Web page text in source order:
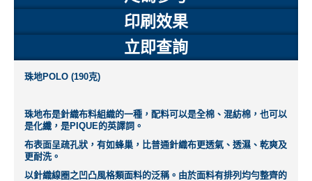
印刷效果
立即查詢
珠地POLO (190克)
珠地布是針織布料組織的一種，配料可以是全棉、混紡棉，也可以
是化纖，是PIQUE的英譯詞。
布表面呈疏孔狀，有如蜂巢，比普通針織布更透氣、透濕、乾爽及
更耐洗。
以針織線圈之凹凸風格類面料的泛稱。由於面料有排列均勻整齊的